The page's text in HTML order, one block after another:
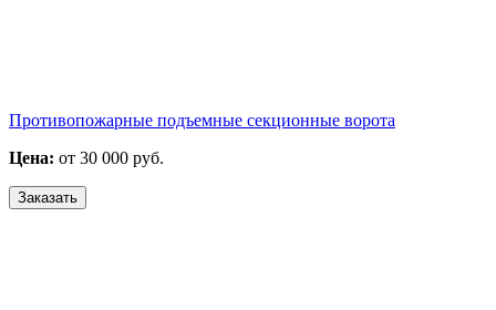
Противопожарные подъемные секционные ворота
Цена: от 30 000 руб.
Заказать